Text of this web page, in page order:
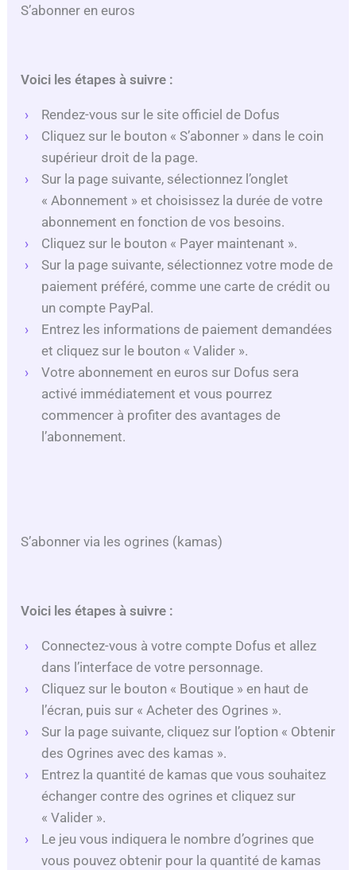
S’abonner en euros
Voici les étapes à suivre :
Rendez-vous sur le site officiel de Dofus
Cliquez sur le bouton « S’abonner » dans le coin
supérieur droit de la page.
Sur la page suivante, sélectionnez l’onglet
« Abonnement » et choisissez la durée de votre
abonnement en fonction de vos besoins.
Cliquez sur le bouton « Payer maintenant ».
Sur la page suivante, sélectionnez votre mode de
paiement préféré, comme une carte de crédit ou
un compte PayPal.
Entrez les informations de paiement demandées
et cliquez sur le bouton « Valider ».
Votre abonnement en euros sur Dofus sera
activé immédiatement et vous pourrez
commencer à profiter des avantages de
l’abonnement.
S’abonner via les ogrines (kamas)
Voici les étapes à suivre :
Connectez-vous à votre compte Dofus et allez
dans l’interface de votre personnage.
Cliquez sur le bouton « Boutique » en haut de
l’écran, puis sur « Acheter des Ogrines ».
Sur la page suivante, cliquez sur l’option « Obtenir
des Ogrines avec des kamas ».
Entrez la quantité de kamas que vous souhaitez
échanger contre des ogrines et cliquez sur
« Valider ».
Le jeu vous indiquera le nombre d’ogrines que
vous pouvez obtenir pour la quantité de kamas